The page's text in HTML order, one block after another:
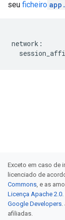
seu ficheiro
network :
Exceto em caso de
licenciado de
Commons, e as
Licença Apache 2.0
Google Developers.
afiliadas.